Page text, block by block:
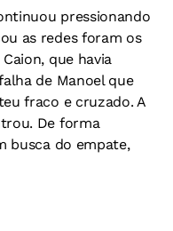
pressionando
as redes foram os
que havia
de Manoel que
fraco e cruzado. A
De forma
busca do empate,